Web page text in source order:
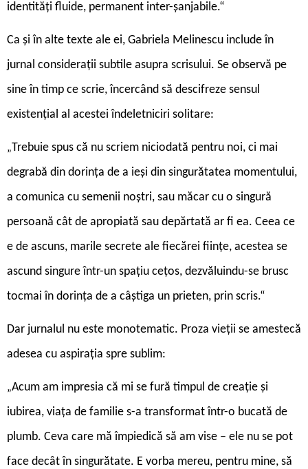
identități fluide, permanent inter-șanjabile.“
Ca și în alte texte ale ei, Gabriela Melinescu include în
jurnal considerații subtile asupra scrisului. Se observă pe
sine în timp ce scrie, încercând să descifreze sensul
existențial al acestei îndeletniciri solitare:
„Trebuie spus că nu scriem niciodată pentru noi, ci mai
degrabă din dorința de a ieși din singurătatea momentului,
a comunica cu semenii noștri, sau măcar cu o singură
persoană cât de apropiată sau depărtată ar fi ea. Ceea ce
e de ascuns, marile secrete ale fiecărei ființe, acestea se
ascund singure într-un spațiu cețos, dezvăluindu-se brusc
tocmai în dorința de a câștiga un prieten, prin scris.“
Dar jurnalul nu este monotematic. Proza vieții se amestecă
adesea cu aspirația spre sublim:
„Acum am impresia că mi se fură timpul de creație și
iubirea, viața de familie s-a transformat într-o bucată de
plumb. Ceva care mă împiedică să am vise – ele nu se pot
face decât în singurătate. E vorba mereu, pentru mine, să